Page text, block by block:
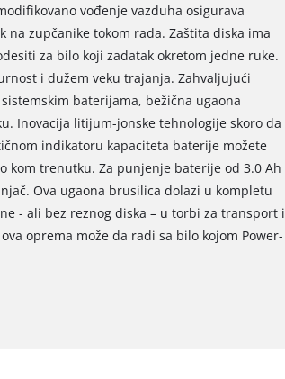
vođenje vazduha osigurava
zupčanike tokom rada. Zaštita diska ima
za bilo koji zadatak okretom jedne ruke.
i dužem veku trajanja. Zahvaljujući
baterijama, bežična ugaona
Inovacija litijum-jonske tehnologije skoro da
indikatoru kapaciteta baterije možete
trenutku. Za punjenje baterije od 3.0 Ah
Ova ugaona brusilica dolazi u kompletu
- ali bez reznog diska – u torbi za transport i
oprema može da radi sa bilo kojom Power-